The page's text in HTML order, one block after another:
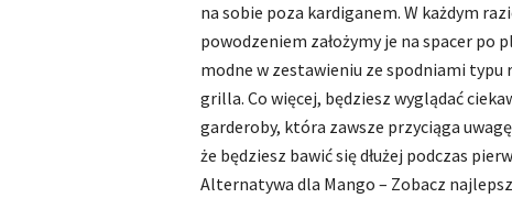
na sobie poza kardiganem. W każdym
powodzeniem założymy je na spacer po
modne w zestawieniu ze spodniami typu
grilla. Co więcej, będziesz wyglądać
garderoby, która zawsze przyciąga
że będziesz bawić się dłużej podczas
Alternatywa dla Mango – Zobacz